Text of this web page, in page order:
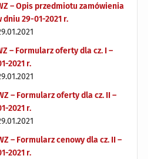
– Opis przedmiotu zamówienia
dniu 29-01-2021 r.
– Formularz oferty dla cz. I –
2021 r.
– Formularz oferty dla cz. II –
2021 r.
– Formularz cenowy dla cz. II –
2021 r.